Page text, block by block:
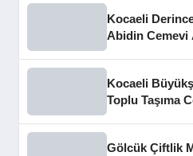
Kocaeli
Abidin Cemevi
Kocaeli
Toplu Taşıma
Gölcük Çiftlik